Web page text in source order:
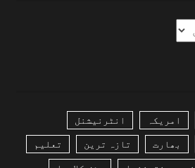
امریکہ انٹرنیشنل
بھارت تازہ ترین تعلیم